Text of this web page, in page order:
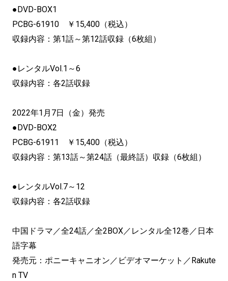
●DVD-BOX1
PCBG-61910 ￥15,400（税込）
収録内容：第1話～第12話収録（6枚組）
●レンタルVol.1～6
収録内容：各2話収録
2022年1月7日（金）発売
●DVD-BOX2
PCBG-61911 ￥15,400（税込）
収録内容：第13話～第24話（最終話）収録（6枚組）
●レンタルVol.7～12
収録内容：各2話収録
中国ドラマ／全24話／全2BOX／レンタル全12巻／日本
語字幕
発売元：ポニーキャニオン／ビデオマーケット／Rakute
n TV